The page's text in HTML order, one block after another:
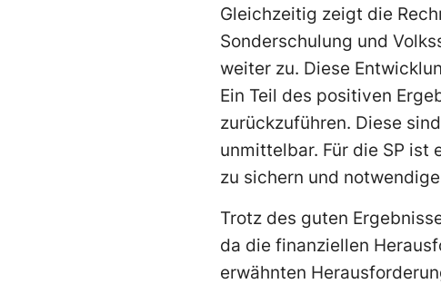
Gleichzeitig zeigt die
Sonderschulung und
weiter zu. Diese
Ein Teil des positiven
zurückzuführen. Diese
unmittelbar. Für die SP
zu sichern und
Trotz des guten
da die finanziellen
erwähnten